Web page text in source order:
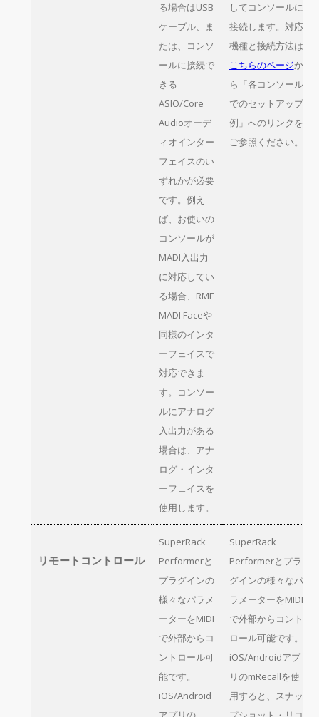
る場合はUSB
ケーブル、ま
たは、コンソ
ールに接続で
きる
ASIO/Core
Audioオーデ
ィオインター
フェイスのい
ずれかが必要
です。例え
ば、お使いの
コンソールが
MADI入出力
に対応してい
る場合、RME
MADI Faceや
同様のインタ
ーフェイスで
対応できま
す。コンソー
ルにアナログ
入出力がある
場合は、アナ
ログ・インタ
ーフェイスを
使用します。
してコンソールに
接続します。対応
機種と接続方法は
こちらのページか
ら「各コンソール
でのセットアップ
例」へのリンクを
ご参照ください。
リモートコントロール
SuperRack
Performerと
プラグインの
様々なパラメ
ーターをMIDI
で外部からコ
ントロール可
能です。
iOS/Android
SuperRack
Performerとプラ
グインの様々なパ
ラメーターをMIDI
で外部からコント
ロール可能です。
iOS/Androidアプ
リのmRecallを使
用すると、スナッ